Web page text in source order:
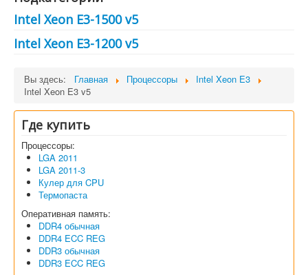
Intel Xeon E3-1500 v5
Intel Xeon E3-1200 v5
Вы здесь: Главная Процессоры
Intel Xeon E3
Intel Xeon E3 v5
Где купить
Процессоры:
LGA 2011
LGA 2011-3
Кулер для CPU
Термопаста
Оперативная память:
DDR4 обычная
DDR4 ECC REG
DDR3 обычная
DDR3 ECC REG